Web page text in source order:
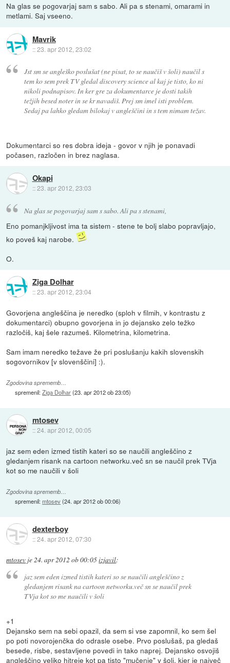
Na glas se pogovarjaj sam s sabo. Ali pa s stenami, omarami in
metlami. Saj vseeno.
Mavrik
::23. apr 2012, 23:02
Jst sm se angleško poslušat (ne pisat, to se naučiš v šoli) naučil s
tem ko sem prek TV gledal discovery science al kaj je tisto, ko ni
nikoli podnapisov. In ker gre za dokumentarce je dosti takih
težjih besed noter in se kr navadiš. Prej sm imel isti problem.
Sedaj pa lahko gledam bilokaj v angleščini in s tem nimam težav.
Dokumentarci so res dobra ideja - govor v njih je ponavadi
počasen, razločen in brez naglasa.
Okapi
::23. apr 2012, 23:03
Na glas se pogovarjaj sam s sabo. Ali pa s stenami,
Eno pomanjkljivost ima ta sistem - stene te bolj slabo popravljajo,
ko poveš kaj narobe.
O.
Ziga Dolhar
::23. apr 2012, 23:04
Govorjena angleščina je neredko (sploh v filmih, v kontrastu z
dokumentarci) obupno govorjena in jo dejansko zelo težko
razločiš, kaj šele razumeš. Kilometrina, kilometrina.
Sam imam neredko težave že pri poslušanju kakih slovenskih
sogovornikov [v slovenščini] :).
Zgodovina sprememb…
spremenil:Ziga Dolhar(23. apr 2012 ob 23:05)
mtosev
::24. apr 2012, 00:05
jaz sem eden izmed tistih kateri so se naučili angleščino z
gledanjem risank na cartoon networku.več sn se naučil prek TVja
kot so me naučili v šoli
Zgodovina sprememb…
spremenil:mtosev(24. apr 2012 ob 00:06)
dexterboy
::24. apr 2012, 07:30
mtosev je24. apr 2012 ob 00:05izjavil:
jaz sem eden izmed tistih kateri so se naučili angleščino z
gledanjem risank na cartoon networku.več sn se naučil prek
TVja kot so me naučili v šoli
+1
Dejansko sem na sebi opazil, da sem si vse zapomnil, ko sem šel
po poti novorojenčka do odrasle osebe. Prvo poslušaš, pa gledaš
besede, risbe, sestavljene povedi in tako naprej. Dejansko osvojiš
angleščino veliko hitreje kot pa tisto "mučenje" v šoli, kjer je največ